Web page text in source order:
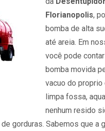
Florianopolis,
bomba de alta
até areia. Em
você pode
bomba movida
vacuo do proprio
limpa fossa,
nenhum resido
gorduras. Sabemos que a